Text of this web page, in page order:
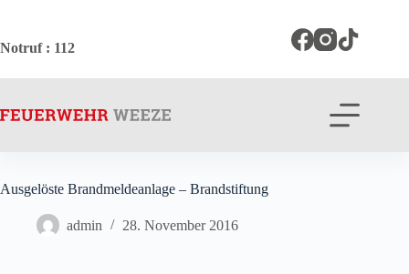
springen
Notruf: 112
Ausgelöste Brandmeldeanlage – Brandstiftung
admin 28. November 2016